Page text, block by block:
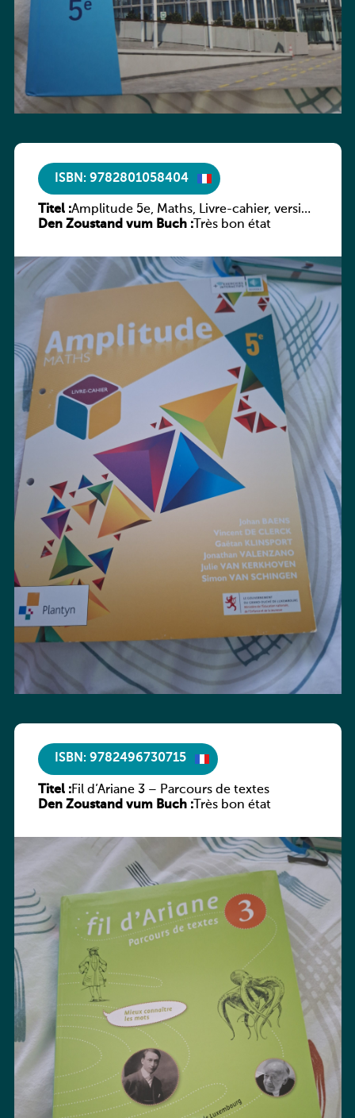
ISBN: 9782801058404
Titel :Amplitude 5e, Maths, Livre-cahier, version
luxembourgeoise
Den Zoustand vum Buch :Très bon état
ISBN: 9782496730715
Titel :Fil d’Ariane 3 – Parcours de textes
Den Zoustand vum Buch :Très bon état